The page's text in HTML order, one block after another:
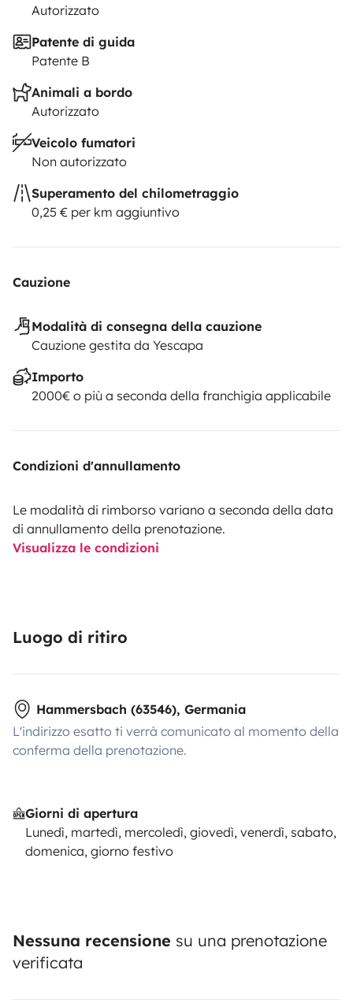
Autorizzato
Patente di guida
Patente B
Animali a bordo
Autorizzato
Veicolo fumatori
Non autorizzato
Superamento del chilometraggio
0,25 € per km aggiuntivo
Cauzione
Modalità di consegna della cauzione
Cauzione gestita da Yescapa
Importo
2000€ o più a seconda della franchigia applicabile
Condizioni d'annullamento
Le modalità di rimborso variano a seconda della data
di annullamento della prenotazione.
Visualizza le condizioni
Luogo di ritiro
Hammersbach (63546), Germania
L'indirizzo esatto ti verrà comunicato al momento della
conferma della prenotazione.
Giorni di apertura
Lunedì, martedì, mercoledì, giovedì, venerdì, sabato,
domenica, giorno festivo
Nessuna recensione su una prenotazione
verificata